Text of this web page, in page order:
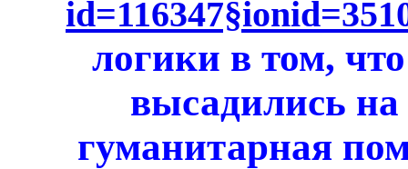
логики в том,
высадились
гуманитарная